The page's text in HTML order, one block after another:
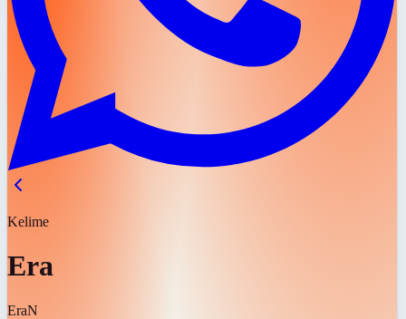
Kelime
Era
EraN